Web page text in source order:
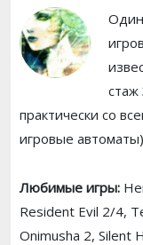
Один
стаж
практически со
игровые
Любимые игры:
Resident Evil 2/4,
Onimusha 2, Silent